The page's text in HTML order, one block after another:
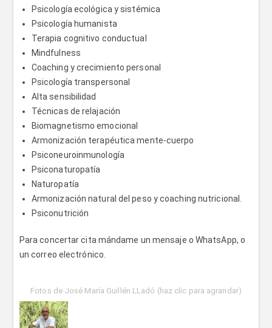
Psicología ecológica y sistémica
Psicología humanista
Terapia cognitivo conductual
Mindfulness
Coaching y crecimiento personal
Psicología transpersonal
Alta sensibilidad
Técnicas de relajación
Biomagnetismo emocional
Armonización terapéutica mente-cuerpo
Psiconeuroinmunología
Psiconaturopatía
Naturopatía
Armonización natural del peso y coaching nutricional.
Psiconutrición
Para concertar cita mándame un mensaje o WhatsApp, o
un correo electrónico.
Fotos de José María Guillén LLadó (haz clic para agrandar)